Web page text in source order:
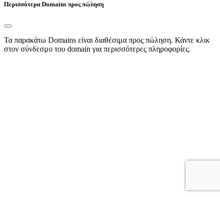
Περισσότερα Domains προς πώληση
Τα παρακάτω Domains είναι διαθέσιμα προς πώληση. Κάντε κλικ
στον σύνδεσμο του domain για περισσότερες πληροφορίες.